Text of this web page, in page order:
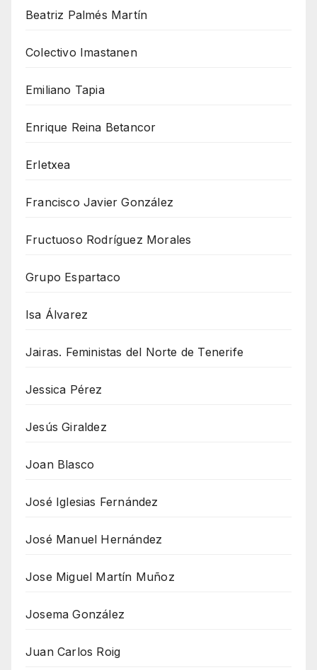
Beatriz Palmés Martín
Colectivo Imastanen
Emiliano Tapia
Enrique Reina Betancor
Erletxea
Francisco Javier González
Fructuoso Rodríguez Morales
Grupo Espartaco
Isa Álvarez
Jairas. Feministas del Norte de Tenerife
Jessica Pérez
Jesús Giraldez
Joan Blasco
José Iglesias Fernández
José Manuel Hernández
Jose Miguel Martín Muñoz
Josema González
Juan Carlos Roig